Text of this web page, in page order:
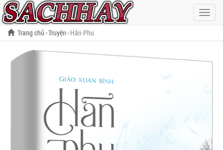
Hiện
menu
Trang chủ Truyện Hãn Phu